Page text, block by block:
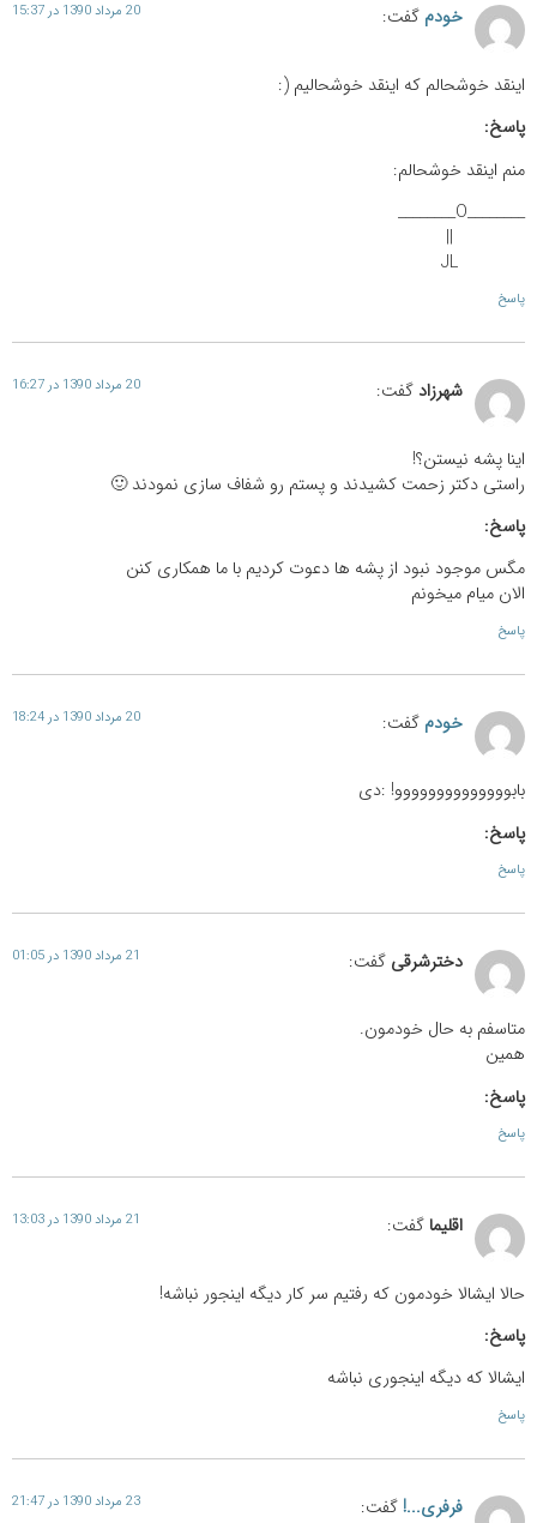
خودم گفت: 20 مرداد 1390 در 15:37
اینقد خوشحالم که اینقد خوشحالیم (:
پاسخ:
منم اینقد خوشحالم:
________O________
||
پاسخ
شهرزاد گفت: 20 مرداد 1390 در 16:27
اینا پشه نیستن؟!
راستی دکتر زحمت کشیدند و پستم رو شفاف سازی نمودند 🙂
پاسخ:
مگس موجود نبود از پشه ها دعوت کردیم با ما همکاری کنن
الان میام میخونم
پاسخ
خودم گفت: 20 مرداد 1390 در 18:24
بابوووووووووووووو! :دی
پاسخ:
پاسخ
دخترشرقی گفت: 21 مرداد 1390 در 01:05
متاسفم به حال خودمون.
همین
پاسخ:
پاسخ
اقلیما گفت: 21 مرداد 1390 در 13:03
حالا ایشالا خودمون که رفتیم سر کار دیگه اینجور نباشه!
پاسخ:
ایشالا که دیگه اینجوری نباشه
پاسخ
فرفری...!گفت: 23 مرداد 1390 در 21:47